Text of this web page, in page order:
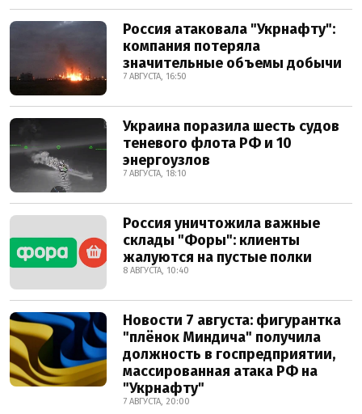
Россия атаковала "Укрнафту":
компания потеряла
значительные объемы добычи
7 АВГУСТА, 16:50
Украина поразила шесть судов
теневого флота РФ и 10
энергоузлов
7 АВГУСТА, 18:10
Россия уничтожила важные
склады "Форы": клиенты
жалуются на пустые полки
8 АВГУСТА, 10:40
Новости 7 августа: фигурантка
"плёнок Миндича" получила
должность в госпредприятии,
массированная атака РФ на
"Укрнафту"
7 АВГУСТА, 20:00